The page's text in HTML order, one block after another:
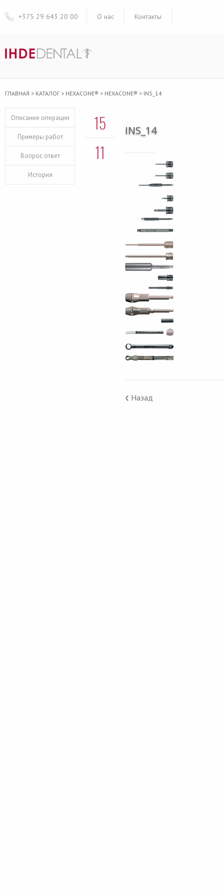
+375 29 643 20 00 О нас Контакты
ГЛАВНАЯ > КАТАЛОГ> HEXACONE® > HEXACONE® > INS_14
Описание операции
Примеры работ
Вопрос ответ
История
15
11
INS_14
‹ Назад